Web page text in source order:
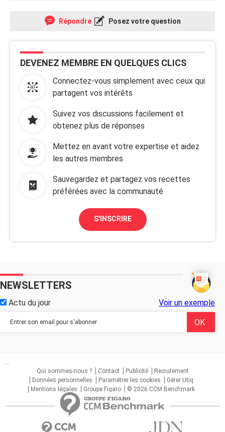
Répondre Posez votre question
DEVENEZ MEMBRE EN QUELQUES CLICS
Connectez-vous simplement avec ceux qui
partagent vos intérêts
Suivez vos discussions facilement et
obtenez plus de réponses
Mettez en avant votre expertise et aidez
les autres membres
Sauvegardez et partagez vos recettes
préférées avec la communauté
S'INSCRIRE
NEWSLETTERS
Actu du jour Voir un exemple
...
Qui sommes-nous ?
Contact Publicité
Recrutement
Données personnelles
Paramétrer les cookies
Gérer Utiq
Mentions légales
Groupe Figaro © 2026 CCM Benchmark